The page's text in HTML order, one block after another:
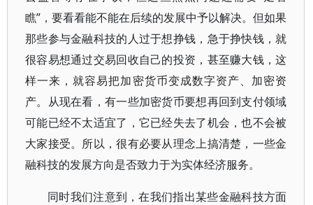
瞧”，要看看能不能在后续的发展中予以解决。但如果
那些参与金融科技的人过于想挣钱，急于挣快钱，就
很容易想通过交易回收自己的投资，甚至赚大钱，这
样一来，就容易把加密货币变成数字资产、加密资
产。从现在看，有一些加密货币要想再回到支付领域
可能已经不太适宜了，它已经失去了机会，也不会被
大家接受。所以，很有必要从理念上搞清楚，一些金
融科技的发展方向是否致力于为实体经济服务。
同时我们注意到，在我们指出某些金融科技方面